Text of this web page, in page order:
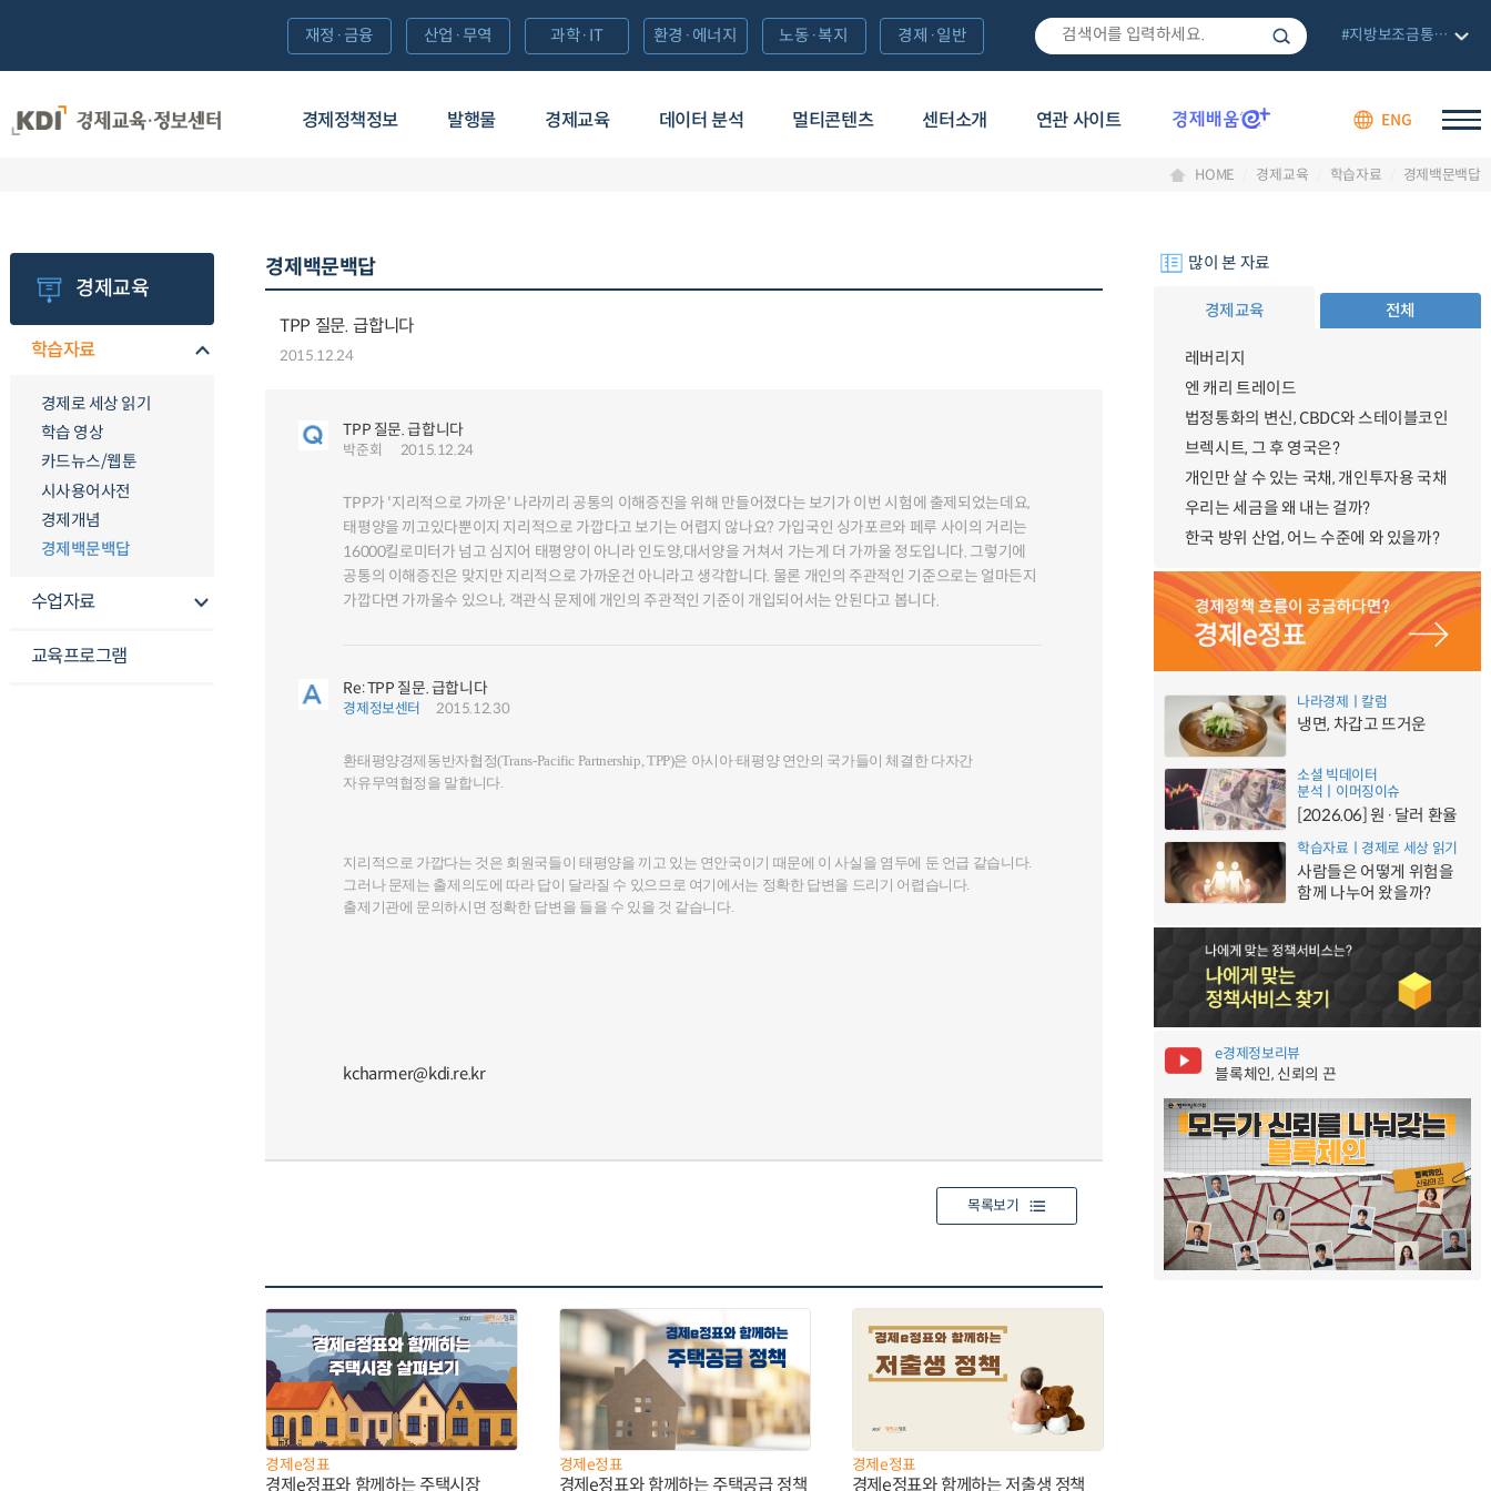
경제정책정보 발행물 경제교육 데이터 분석 멀티콘텐츠 센터소개 연관 사이트 ENG
재정·금융 산업·무역 과학·IT 환경·에너지 노동·복지 경제·일반 #지방보조금통합관리망
HOME 경제교육 학습자료 경제백문백답
경제교육
학습자료
경제로 세상 읽기
학습 영상
카드뉴스/웹툰
시사용어사전
경제개념
경제백문백답
수업자료
교육프로그램
경제백문백답
TPP 질문. 급합니다
2015.12.24
TPP 질문. 급합니다
박준회 2015.12.24
TPP가 '지리적으로 가까운' 나라끼리 공통의 이해증진을 위해 만들어졌다는 보기가 이번 시험에 출제되었는데요,
태평양을 끼고있다뿐이지 지리적으로 가깝다고 보기는 어렵지 않나요? 가입국인 싱가포르와 페루 사이의 거리는
16000킬로미터가 넘고 심지어 태평양이 아니라 인도양,대서양을 거쳐서 가는게 더 가까울 정도입니다. 그렇기에
공통의 이해증진은 맞지만 지리적으로 가까운건 아니라고 생각합니다. 물론 개인의 주관적인 기준으로는 얼마든지
가깝다면 가까울수 있으나, 객관식 문제에 개인의 주관적인 기준이 개입되어서는 안된다고 봅니다.
Re: TPP 질문. 급합니다
경제정보센터 2015.12.30
환태평양경제동반자협정(Trans-Pacific Partnership, TPP)은 아시아·태평양 연안의 국가들이 체결한 다자간
자유무역협정을 말합니다.
지리적으로 가깝다는 것은 회원국들이 태평양을 끼고 있는 연안국이기 때문에 이 사실을 염두에 둔 언급 같습니다.
그러나 문제는 출제의도에 따라 답이 달라질 수 있으므로 여기에서는 정확한 답변을 드리기 어렵습니다.
출제기관에 문의하시면 정확한 답변을 들을 수 있을 것 같습니다.
kcharmer@kdi.re.kr
목록보기
경제e정표
경제e정표와 함께하는 주택시장
경제e정표
경제e정표와 함께하는 주택공급 정책
경제e정표
경제e정표와 함께하는 저출생 정책
많이 본 자료
경제교육 전체
레버리지
엔 캐리 트레이드
법정통화의 변신, CBDC와 스테이블코인
브렉시트, 그 후 영국은?
개인만 살 수 있는 국채, 개인투자용 국채
우리는 세금을 왜 내는 걸까?
한국 방위 산업, 어느 수준에 와 있을까?
나라경제ㅣ칼럼
냉면, 차갑고 뜨거운
소셜 빅데이터
분석ㅣ이머징이슈
[2026.06] 원·달러 환율
학습자료ㅣ경제로 세상 읽기
사람들은 어떻게 위험을
함께 나누어 왔을까?
e경제정보리뷰
블록체인, 신뢰의 끈